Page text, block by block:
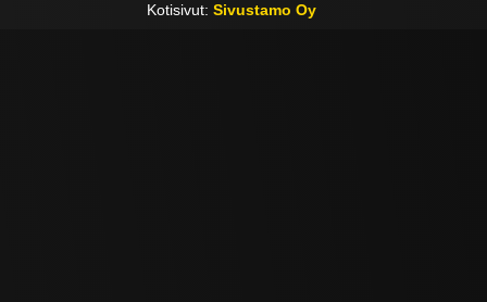
Kotisivut: Sivustamo Oy